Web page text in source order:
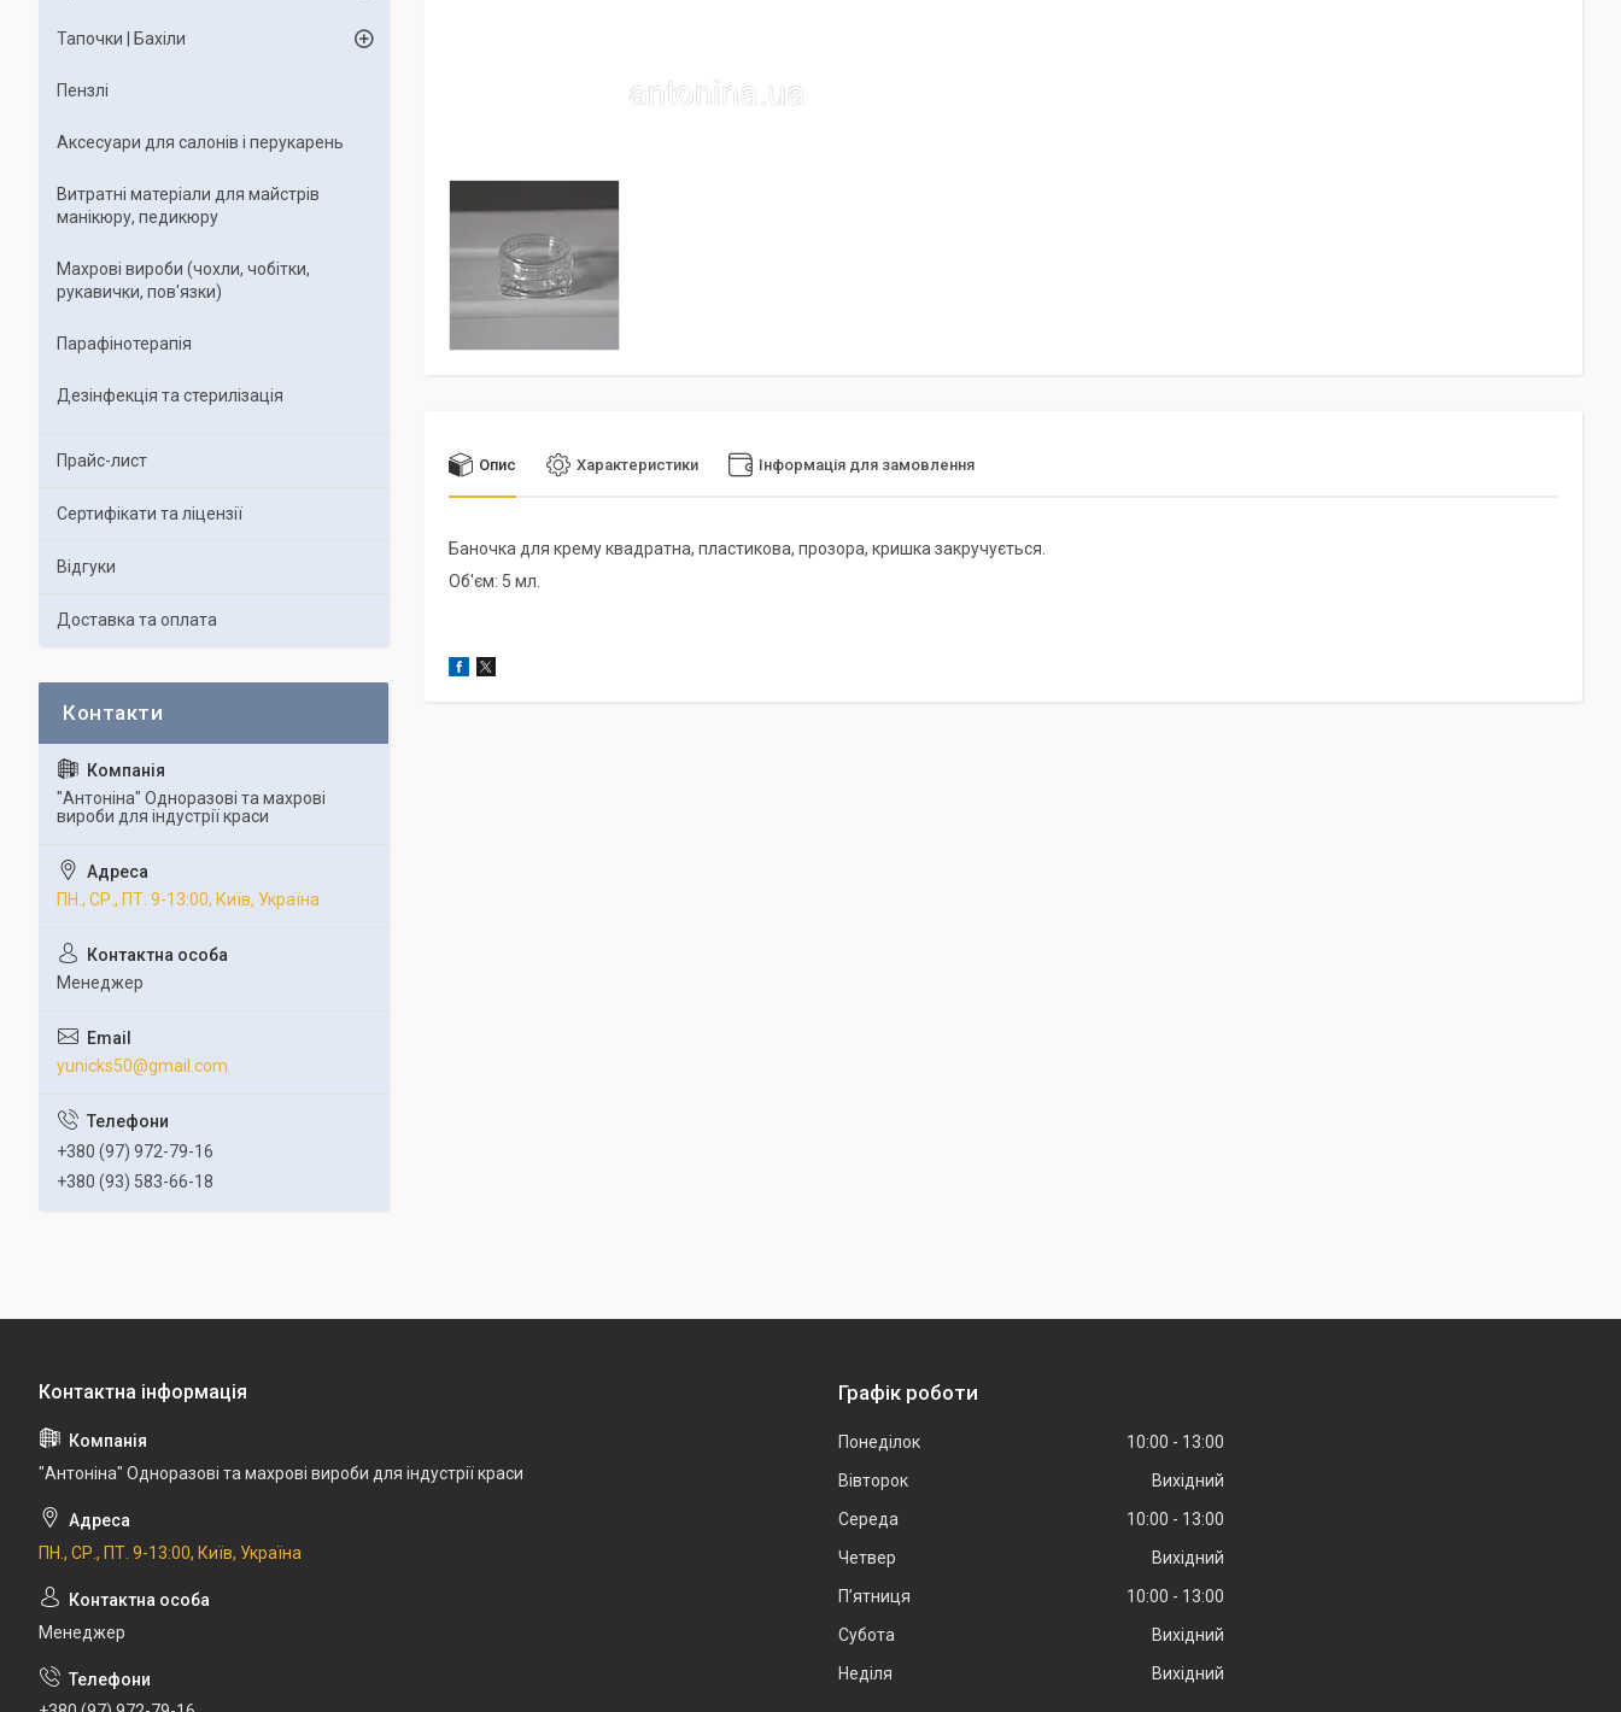
Опис Характеристики Інформація для замовлення
Баночка для крему квадратна, пластикова, прозора, кришка закручується.
Об'єм: 5 мл.
Тапочки | Бахіли
Пензлі
Аксесуари для салонів і перукарень
Витратні матеріали для майстрів
манікюру, педикюру
Махрові вироби (чохли, чобітки,
рукавички, пов'язки)
Парафінотерапія
Дезінфекція та стерилізація
Прайс-лист
Сертифікати та ліцензії
Відгуки
Доставка та оплата
"Антоніна" Одноразові та махрові
вироби для індустрії краси
ПН., СР., ПТ. 9-13:00, Київ, Україна
Менеджер
yunicks50@gmail.com
+380 (97) 972-79-16
+380 (93) 583-66-18
"Антоніна" Одноразові та махрові вироби для індустрії краси
ПН., СР., ПТ. 9-13:00, Київ, Україна
Менеджер
Графік роботи
Понеділок 10:00
13:00
Вівторок
Вихідний
Середа
10:00
13:00
Четвер
Вихідний
Пʼятниця
10:00
13:00
Субота
Вихідний
Неділя
Вихідний